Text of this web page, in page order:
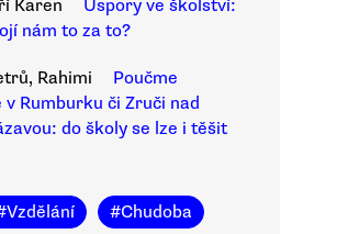
Karen
Úspory ve školství:
nám to za to?
Rahimi
Poučme
v Rumburku či Zruči nad
do školy se lze i těšit
Vzdělání #Chudoba